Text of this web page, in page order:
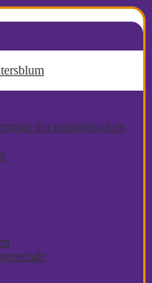
der evangelischen